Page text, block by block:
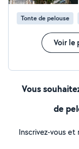
Tonte de pelouse
Voir le
Vous
de
Inscrivez-vous